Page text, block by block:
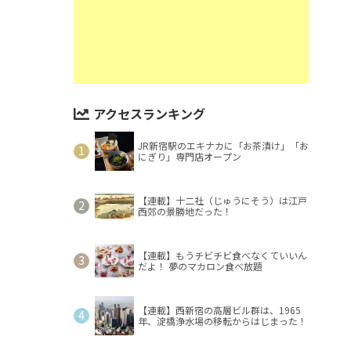
アクセスランキング
JR新宿駅のエキナカに「お茶漬け」「お
にぎり」専門店オープン
【連載】十二社（じゅうにそう）は江戸
西郊の景勝地だった！
【連載】もうチビチビ食べなくていいん
だよ！ 夢のマカロン食べ放題
【連載】西新宿の高層ビル群は、1965
年、淀橋浄水場の移転からはじまった！